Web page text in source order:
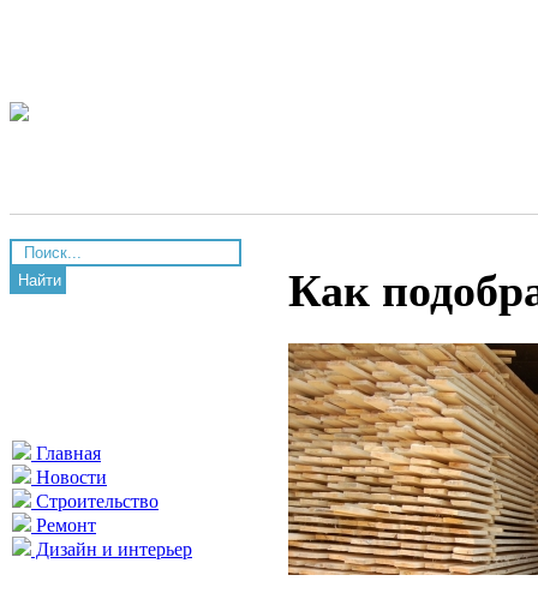
Найти
Главная
Новости
Строительство
Ремонт
Дизайн и интерьер
Как